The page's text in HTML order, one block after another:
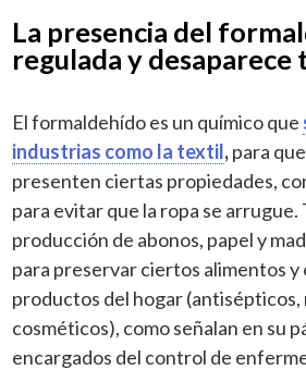
La presencia del
regulada y desaparece
El formaldehído es un químico que
industrias como la textil,para
presenten ciertas propiedades,
para evitar que la ropa se arrugue.
producción de abonos, papel y
para preservar ciertos alimentos y
productos del hogar (antisépticos,
cosméticos), como señalan en su
encargados del control de